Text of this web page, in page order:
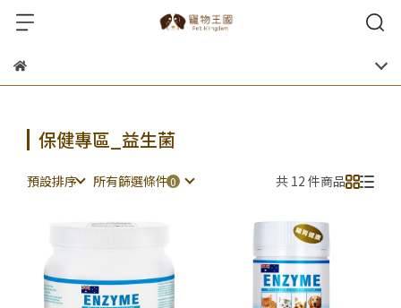
保健專區_益生菌
預設排序 所有篩選條件 共 12 件商品